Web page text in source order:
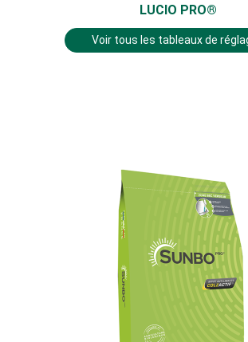
LUCIO PRO®
Voir tous les tableaux de